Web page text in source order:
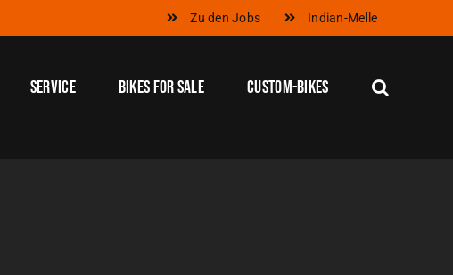
Zu den Jobs Indian-Melle
Service Bikes for Sale Custom-Bikes